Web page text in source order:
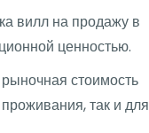
вилл на продажу в
ценностью.
стоимость
так и для